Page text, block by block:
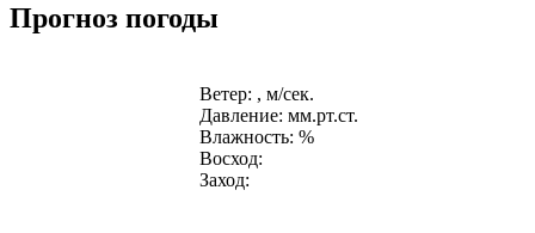
Прогноз погоды
Ветер: , м/сек.
Давление: мм.рт.ст.
Влажность: %
Восход:
Заход: